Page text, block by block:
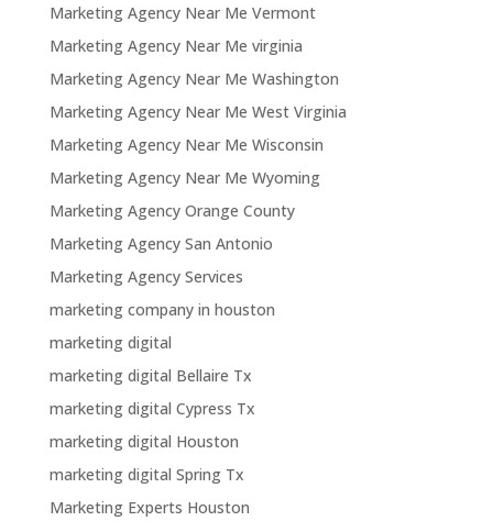
Marketing Agency Near Me Vermont
Marketing Agency Near Me virginia
Marketing Agency Near Me Washington
Marketing Agency Near Me West Virginia
Marketing Agency Near Me Wisconsin
Marketing Agency Near Me Wyoming
Marketing Agency Orange County
Marketing Agency San Antonio
Marketing Agency Services
marketing company in houston
marketing digital
marketing digital Bellaire Tx
marketing digital Cypress Tx
marketing digital Houston
marketing digital Spring Tx
Marketing Experts Houston